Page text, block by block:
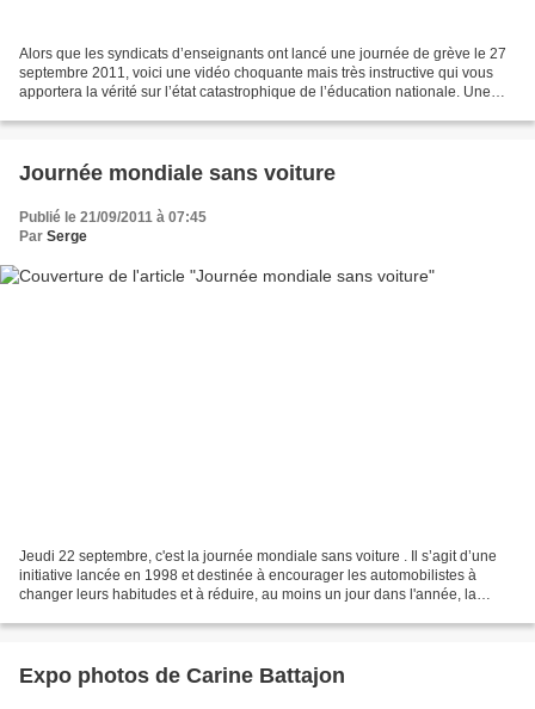
Alors que les syndicats d’enseignants ont lancé une journée de grève le 27
septembre 2011, voici une vidéo choquante mais très instructive qui vous
apportera la vérité sur l’état catastrophique de l’éducation nationale. Une
Journée mondiale sans voiture
Publié le 21/09/2011 à 07:45
Par Serge
Jeudi 22 septembre, c'est la journée mondiale sans voiture . Il s’agit d’une
initiative lancée en 1998 et destinée à encourager les automobilistes à
changer leurs habitudes et à réduire, au moins un jour dans l'année, la
Expo photos de Carine Battajon